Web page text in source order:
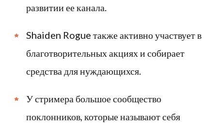
развитии ее канала.
Shaiden Rogue также активно участвует в
благотворительных акциях и собирает
средства для нуждающихся.
У стримера большое сообщество
поклонников, которые называют себя